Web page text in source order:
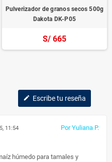
Pulverizador de granos secos 500g
Dakota DK-P05
S/ 665
edit Escribe tu reseña
11:54 Por Yuliana P.
húmedo para tamales y